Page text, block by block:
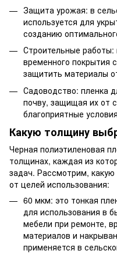
Защита урожая: в
используется для
созданию
Строительные работы:
временного покрытия
защитить материалы
Садоводство: пленка
почву, защищая их от
благоприятные
Какую толщину
Черная полиэтиленовая
толщинах, каждая из
задач. Рассмотрим,
от целей использования:
60 мкм: это тонкая
для использования в
мебели при ремонте,
материалов и
применяется в